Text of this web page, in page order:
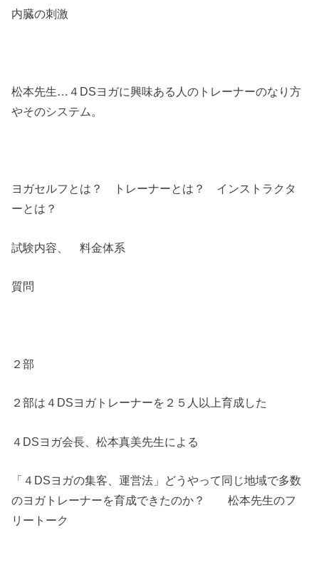
内臓の刺激
松本先生…４DSヨガに興味ある人のトレーナーのなり方
やそのシステム。
ヨガセルフとは？ トレーナーとは？ インストラクタ
ーとは？
試験内容、 料金体系
質問
２部
２部は４DSヨガトレーナーを２５人以上育成した
４DSヨガ会長、松本真美先生による
「４DSヨガの集客、運営法」どうやって同じ地域で多数
のヨガトレーナーを育成できたのか？ 松本先生のフ
リートーク